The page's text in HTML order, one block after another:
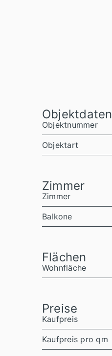
Objektdaten
Objektnummer
Objektart
Zimmer
Zimmer
Balkone
Flächen
Wohnfläche
Preise
Kaufpreis
Kaufpreis pro qm